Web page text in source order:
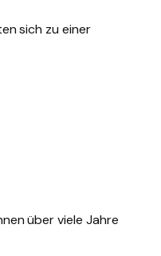
sich zu einer
über viele Jahre